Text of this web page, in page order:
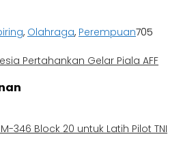
, Olahraga, Perempuan705
Pertahankan Gelar Piala AFF
346 Block 20 untuk Latih Pilot TNI